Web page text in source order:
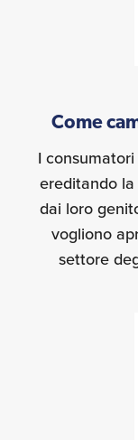
Come
I
ereditando
dai loro
vogliono
settore